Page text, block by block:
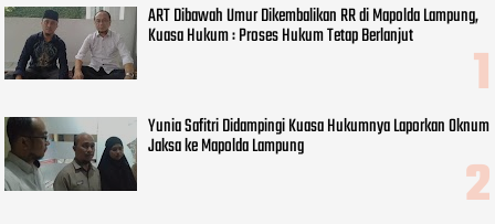
ART Dibawah Umur Dikembalikan RR di Mapolda Lampung,
Kuasa Hukum : Proses Hukum Tetap Berlanjut
Yunia Safitri Didampingi Kuasa Hukumnya Laporkan Oknum
Jaksa ke Mapolda Lampung